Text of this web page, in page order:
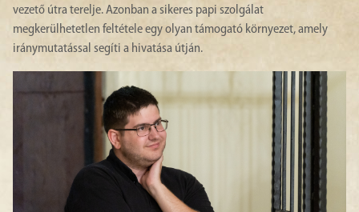
vezető útra terelje. Azonban a sikeres papi szolgálat
megkerülhetetlen feltétele egy olyan támogató környezet, amely
iránymutatással segíti a hivatása útján.